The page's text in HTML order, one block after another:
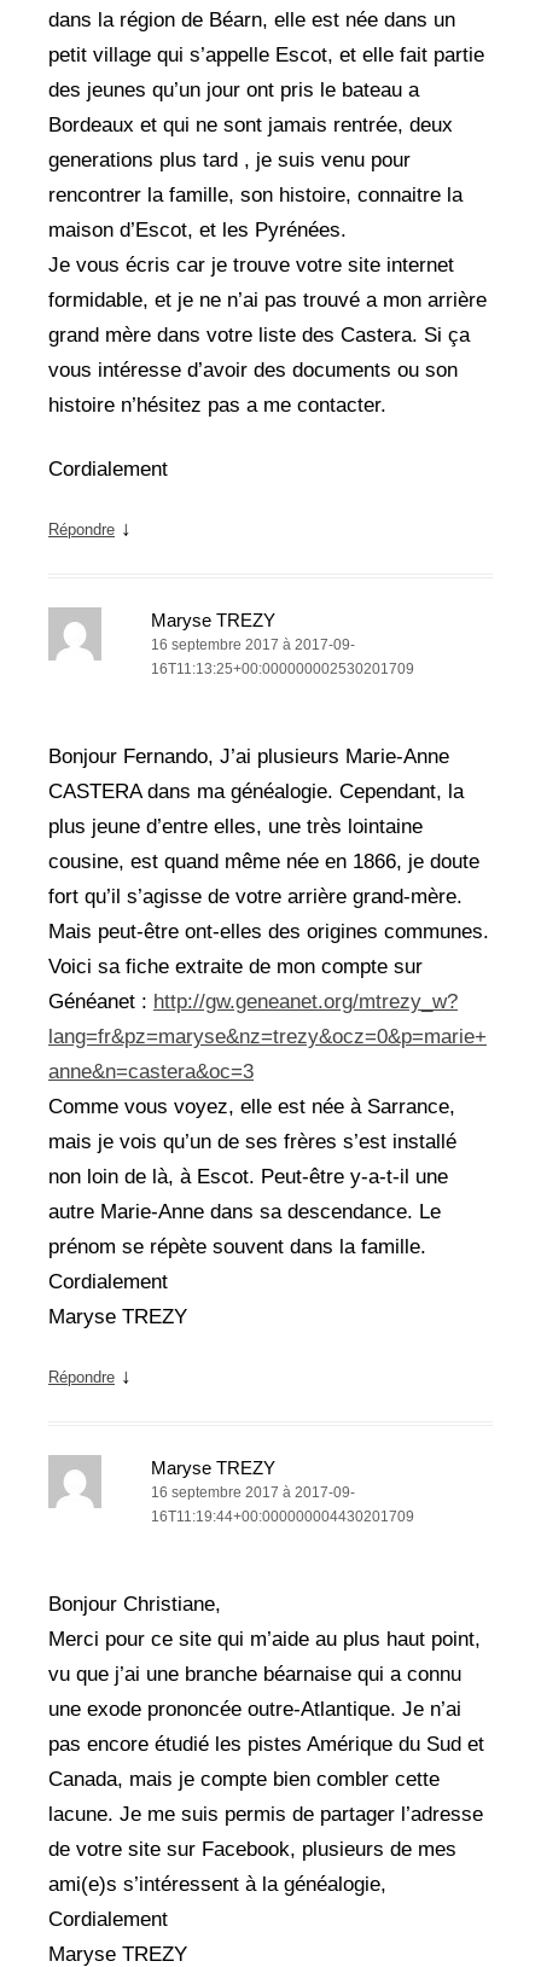
dans la région de Béarn, elle est née dans un
petit village qui s’appelle Escot, et elle fait partie
des jeunes qu’un jour ont pris le bateau a
Bordeaux et qui ne sont jamais rentrée, deux
generations plus tard , je suis venu pour
rencontrer la famille, son histoire, connaitre la
maison d’Escot, et les Pyrénées.
Je vous écris car je trouve votre site internet
formidable, et je ne n’ai pas trouvé a mon arrière
grand mère dans votre liste des Castera. Si ça
vous intéresse d’avoir des documents ou son
histoire n’hésitez pas a me contacter.
Cordialement
Répondre ↓
Maryse TREZY
16 septembre 2017 à 2017-09-
16T11:13:25+00:000000002530201709
Bonjour Fernando, J’ai plusieurs Marie-Anne
CASTERA dans ma généalogie. Cependant, la
plus jeune d’entre elles, une très lointaine
cousine, est quand même née en 1866, je doute
fort qu’il s’agisse de votre arrière grand-mère.
Mais peut-être ont-elles des origines communes.
Voici sa fiche extraite de mon compte sur
Généanet : http://gw.geneanet.org/mtrezy_w?
lang=fr&pz=maryse&nz=trezy&ocz=0&p=marie+
anne&n=castera&oc=3
Comme vous voyez, elle est née à Sarrance,
mais je vois qu’un de ses frères s’est installé
non loin de là, à Escot. Peut-être y-a-t-il une
autre Marie-Anne dans sa descendance. Le
prénom se répète souvent dans la famille.
Cordialement
Maryse TREZY
Répondre ↓
Maryse TREZY
16 septembre 2017 à 2017-09-
16T11:19:44+00:000000004430201709
Bonjour Christiane,
Merci pour ce site qui m’aide au plus haut point,
vu que j’ai une branche béarnaise qui a connu
une exode prononcée outre-Atlantique. Je n’ai
pas encore étudié les pistes Amérique du Sud et
Canada, mais je compte bien combler cette
lacune. Je me suis permis de partager l’adresse
de votre site sur Facebook, plusieurs de mes
ami(e)s s’intéressent à la généalogie,
Cordialement
Maryse TREZY